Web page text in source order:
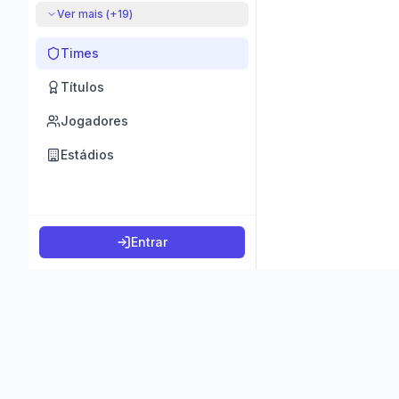
Ver mais (+19)
Times
Títulos
Jogadores
Estádios
Entrar